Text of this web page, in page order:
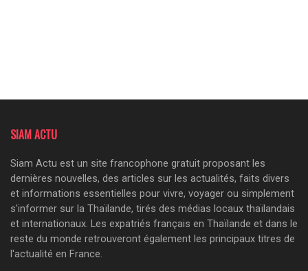
SIAM ACTU
Siam Actu est un site francophone gratuit proposant les
dernières nouvelles, des articles sur les actualités, faits divers
et informations essentielles pour vivre, voyager ou simplement
s'informer sur la Thaïlande, tirés des médias locaux thaïlandais
et internationaux. Les expatriés français en Thaïlande et dans le
reste du monde retrouveront également les principaux titres de
l'actualité en France.